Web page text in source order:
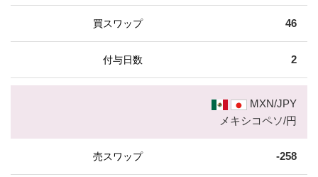
46
2
MXN/JPY
メキシコペソ/円
-258